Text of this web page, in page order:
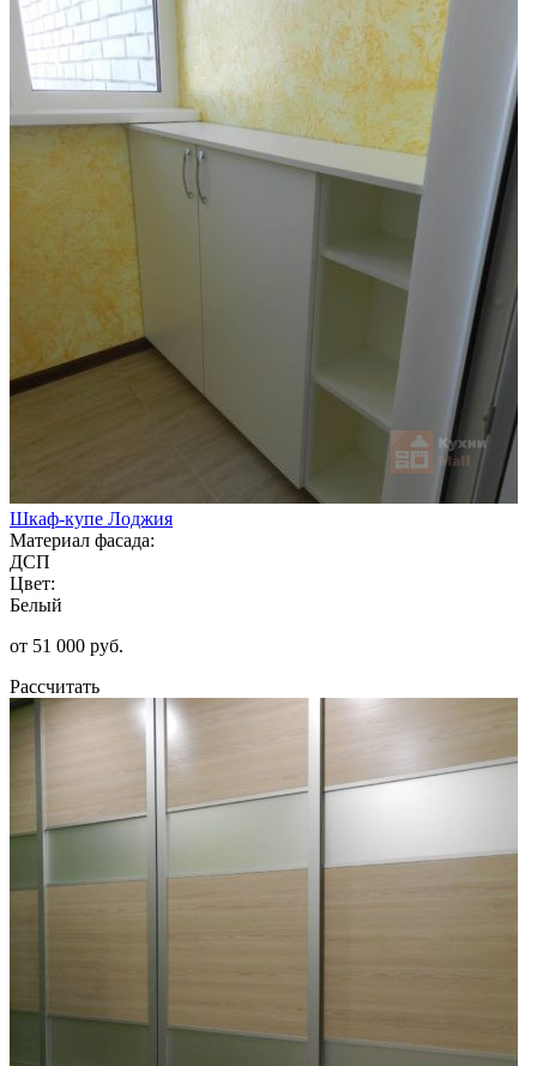
Шкаф-купе Лоджия
Материал фасада:
ДСП
Цвет:
Белый
от 51 000 руб.
Рассчитать